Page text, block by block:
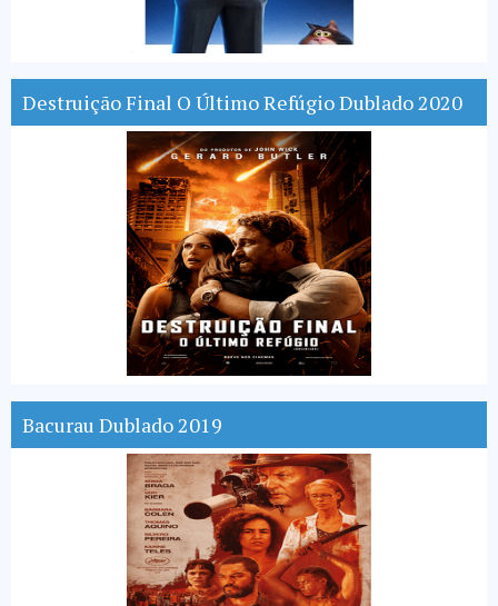
Destruição Final O Último Refúgio Dublado 2020
Bacurau Dublado 2019